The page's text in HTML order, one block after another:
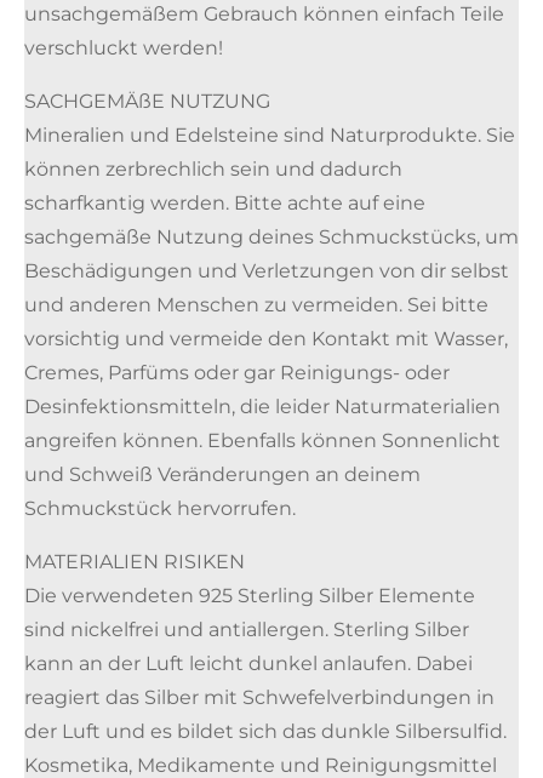
unsachgemäßem Gebrauch können einfach Teile
verschluckt werden!
SACHGEMÄßE NUTZUNG
Mineralien und Edelsteine sind Naturprodukte. Sie
können zerbrechlich sein und dadurch
scharfkantig werden. Bitte achte auf eine
sachgemäße Nutzung deines Schmuckstücks, um
Beschädigungen und Verletzungen von dir selbst
und anderen Menschen zu vermeiden. Sei bitte
vorsichtig und vermeide den Kontakt mit Wasser,
Cremes, Parfüms oder gar Reinigungs- oder
Desinfektionsmitteln, die leider Naturmaterialien
angreifen können. Ebenfalls können Sonnenlicht
und Schweiß Veränderungen an deinem
Schmuckstück hervorrufen.
MATERIALIEN RISIKEN
Die verwendeten 925 Sterling Silber Elemente
sind nickelfrei und antiallergen. Sterling Silber
kann an der Luft leicht dunkel anlaufen. Dabei
reagiert das Silber mit Schwefelverbindungen in
der Luft und es bildet sich das dunkle Silbersulfid.
Kosmetika, Medikamente und Reinigungsmittel